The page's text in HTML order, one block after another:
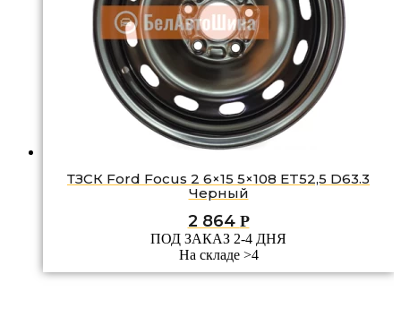
ТЗСК Ford Focus 2 6×15 5×108 ET52,5 D63.3
Черный
2 864 Р
ПОД ЗАКАЗ 2-4 ДНЯ
На складе >4